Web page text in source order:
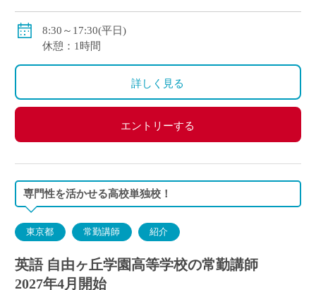
社会保険、労働保険、雇用保険
450万円（30歳・学部卒）、630万円（40歳・学部卒）
8:30～17:30(平日)
休憩：1時間
詳しく見る
エントリーする
専門性を活かせる高校単独校！
東京都 常勤講師 紹介
英語 自由ヶ丘学園高等学校の常勤講師
2027年4月開始